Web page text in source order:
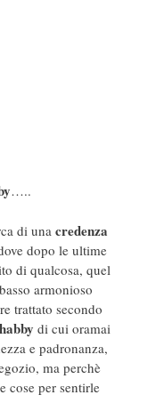
…..
di una credenza
dopo le ultime
di qualcosa, quel
armonioso
trattato secondo
di cui oramai
e padronanza,
ma perchè
cose per sentirle